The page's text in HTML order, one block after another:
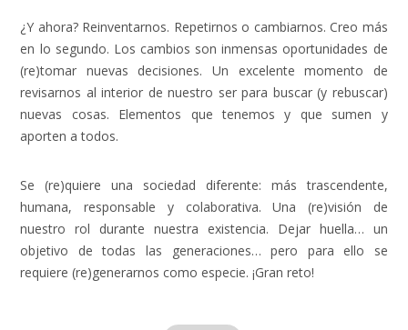
¿Y ahora? Reinventarnos. Repetirnos o cambiarnos. Creo más
en lo segundo. Los cambios son inmensas oportunidades de
(re)tomar nuevas decisiones. Un excelente momento de
revisarnos al interior de nuestro ser para buscar (y rebuscar)
nuevas cosas. Elementos que tenemos y que sumen y
aporten a todos.
Se (re)quiere una sociedad diferente: más trascendente,
humana, responsable y colaborativa. Una (re)visión de
nuestro rol durante nuestra existencia. Dejar huella… un
objetivo de todas las generaciones… pero para ello se
requiere (re)generarnos como especie. ¡Gran reto!